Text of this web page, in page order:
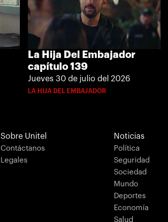
La Hija Del Embajador
capítulo 139
Jueves 30 de julio del 2026
LA HIJA DEL EMBAJADOR
Sobre Unitel
Contáctanos
Legales
Noticias
Política
Seguridad
Sociedad
Mundo
Deportes
Economía
Salud